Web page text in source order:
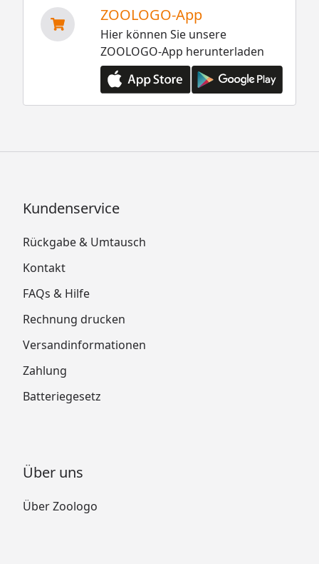
ZOOLOGO-App
Hier können Sie unsere
ZOOLOGO-App herunterladen
Kundenservice
Rückgabe & Umtausch
Kontakt
FAQs & Hilfe
Rechnung drucken
Versandinformationen
Zahlung
Batteriegesetz
Über uns
Über Zoologo